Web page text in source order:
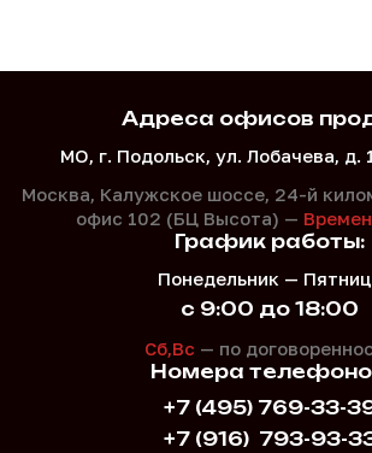
Адреса офисов
МО, г. Подольск, ул. Лобачева, д.
Москва, Калужское шоссе, 24-й
офис 102 (БЦ Высота) —
Номера
+7 (495) 769-33-
+7 (916) 793-93-
График работы:
Понедельник —
с 9:00 до 18:00
Сб,Вс — по